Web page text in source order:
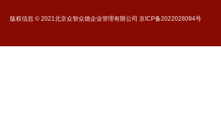
版权信息 © 2021北京众智众德企业管理有限公司 京ICP备2022028094号